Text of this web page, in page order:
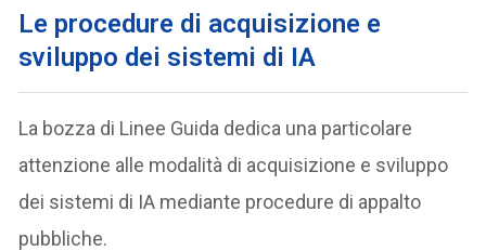
Le procedure di acquisizione e
sviluppo dei sistemi di IA
La bozza di Linee Guida dedica una particolare
attenzione alle modalità di acquisizione e sviluppo
dei sistemi di IA mediante procedure di appalto
pubbliche.